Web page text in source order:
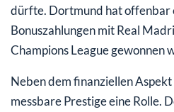
dürfte. Dortmund hat offenbar
Bonuszahlungen mit Real
Champions League gewonnen
Neben dem finanziellen Aspekt
messbare Prestige eine Rolle.